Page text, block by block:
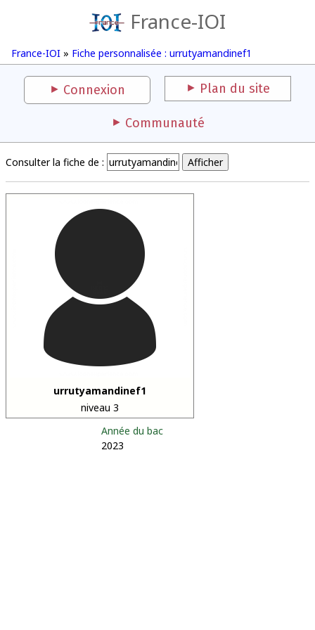
France-IOI
France-IOI » Fiche personnalisée : urrutyamandinef1
Connexion Plan du site
Communauté
Consulter la fiche de :
urrutyamandinef1
niveau 3
Année du bac
2023